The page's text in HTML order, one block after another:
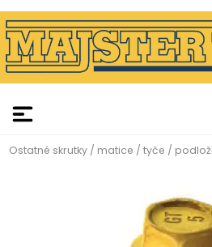
Ostatné skrutky / matice / tyče /